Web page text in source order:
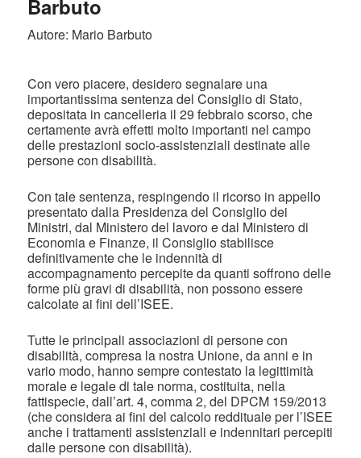
Barbuto
Autore: Mario Barbuto
Con vero piacere, desidero segnalare una
importantissima sentenza del Consiglio di Stato,
depositata in cancelleria il 29 febbraio scorso, che
certamente avrà effetti molto importanti nel campo
delle prestazioni socio-assistenziali destinate alle
persone con disabilità.
Con tale sentenza, respingendo il ricorso in appello
presentato dalla Presidenza del Consiglio dei
Ministri, dal Ministero del lavoro e dal Ministero di
Economia e Finanze, il Consiglio stabilisce
definitivamente che le indennità di
accompagnamento percepite da quanti soffrono delle
forme più gravi di disabilità, non possono essere
calcolate ai fini dell’ISEE.
Tutte le principali associazioni di persone con
disabilità, compresa la nostra Unione, da anni e in
vario modo, hanno sempre contestato la legittimità
morale e legale di tale norma, costituita, nella
fattispecie, dall’art. 4, comma 2, del DPCM 159/2013
(che considera ai fini del calcolo reddituale per l’ISEE
anche i trattamenti assistenziali e indennitari percepiti
dalle persone con disabilità).